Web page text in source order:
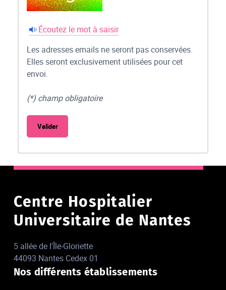
Écoutez le mot à saisir
Les adresses emails ne seront pas conservées.
Elles seront exclusivement utilisées pour cet
envoi.
(*) champ obligatoire
Centre Hospitalier
Universitaire de Nantes
5 allée de l'Île-Gloriette
44093 Nantes Cedex 01
Nos différents établissements